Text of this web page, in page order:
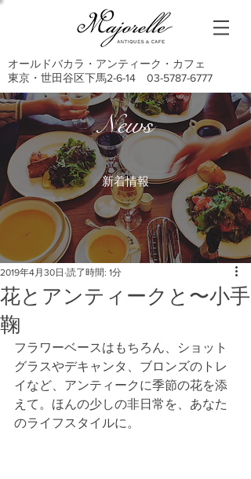
オールドバカラ・アンティーク・カフェ
東京・世田谷区下馬2-6-14 03-5787-6777
News
新着情報
花とアンティークと〜小手
鞠
2019年4月30日 読了時間: 1分
フラワーベースはもちろん、ショット
グラスやデキャンタ、ブロンズのトレ
イなど、アンティークに季節の花を添
えて。ほんの少しの非日常を、あなた
のライフスタイルに。